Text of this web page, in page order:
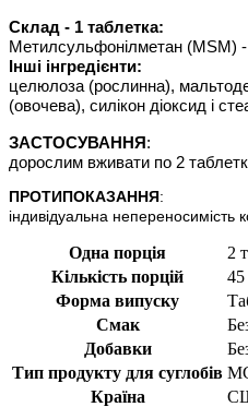
Склад - 1 таблетка:
Метилсульфонілметан (MSM)
Інші інгредієнти:
целюлоза (рослинна),
(овочева), силікон діоксид і
ЗАСТОСУВАННЯ:
дорослим вживати по 2
ПРОТИПОКАЗАННЯ:
індивідуальна непереносимість
Одна порція
2
Кількість порцій
Форма випуску
Смак
Добавки
Тип продукту для суглобів
Країна